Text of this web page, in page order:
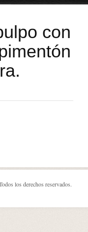
con
los derechos reservados.